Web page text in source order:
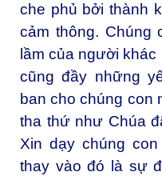
che phủ bởi thành
cảm thông. Chúng
lầm của người
cũng đầy những
ban cho chúng con
tha thứ như Chúa
Xin dạy chúng
thay vào đó là sự